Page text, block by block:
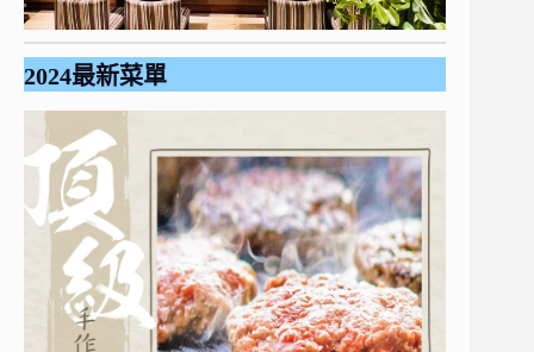
2024最新菜單